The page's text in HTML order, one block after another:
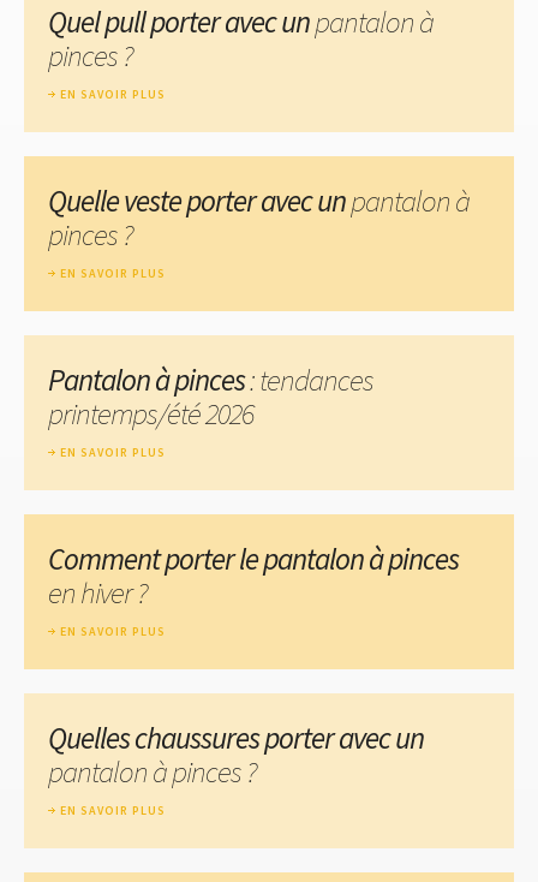
Quel pull porter avec unpantalon à
pinces ?
EN SAVOIR PLUS
Quelle veste porter avec unpantalon à
pinces ?
EN SAVOIR PLUS
Pantalon à pinces: tendances
printemps/été 2026
EN SAVOIR PLUS
Comment porter le pantalon à pinces
en hiver ?
EN SAVOIR PLUS
Quelles chaussures porter avec un
pantalon à pinces ?
EN SAVOIR PLUS